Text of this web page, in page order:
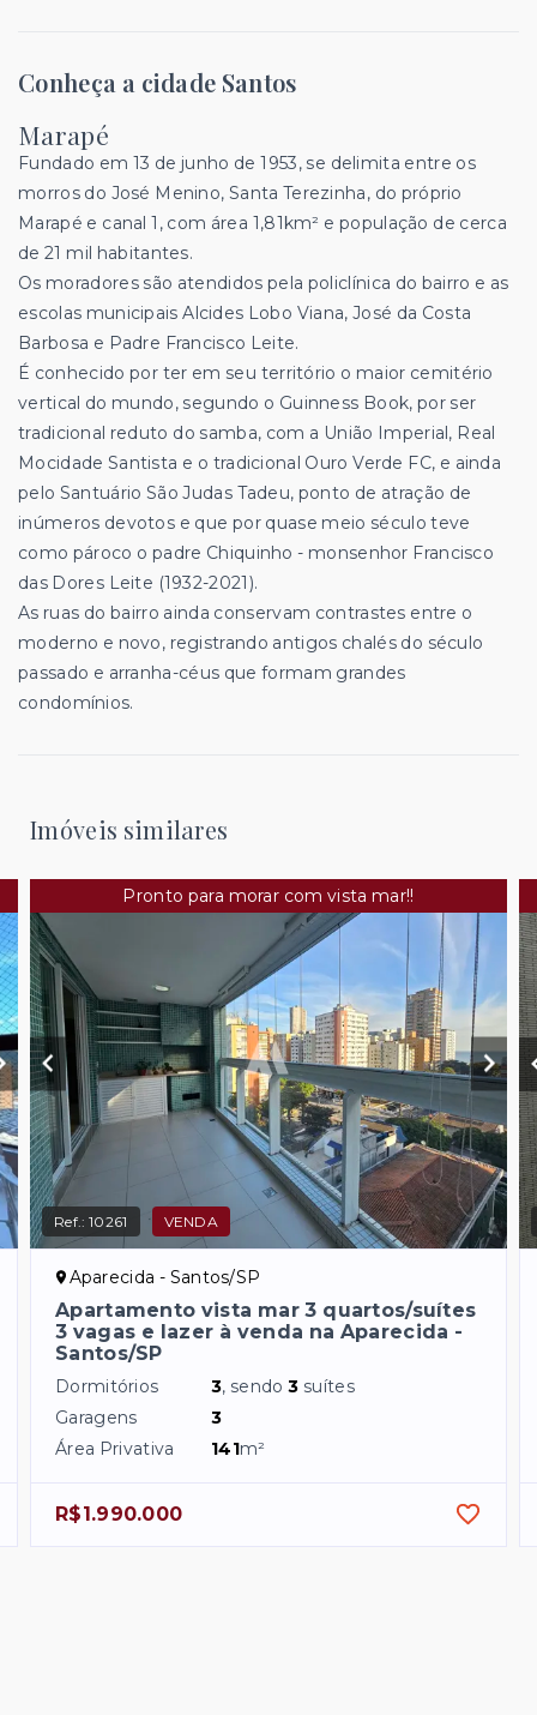
Conheça a cidade Santos
Marapé
Fundado em 13 de junho de 1953, se delimita entre os
morros do José Menino, Santa Terezinha, do próprio
Marapé e canal 1, com área 1,81km² e população de cerca
de 21 mil habitantes.
Os moradores são atendidos pela policlínica do bairro e as
escolas municipais Alcides Lobo Viana, José da Costa
Barbosa e Padre Francisco Leite.
É conhecido por ter em seu território o maior cemitério
vertical do mundo, segundo o Guinness Book, por ser
tradicional reduto do samba, com a União Imperial, Real
Mocidade Santista e o tradicional Ouro Verde FC, e ainda
pelo Santuário São Judas Tadeu, ponto de atração de
inúmeros devotos e que por quase meio século teve
como pároco o padre Chiquinho - monsenhor Francisco
das Dores Leite (1932-2021).
As ruas do bairro ainda conservam contrastes entre o
moderno e novo, registrando antigos chalés do século
passado e arranha-céus que formam grandes
condomínios.
Imóveis similares
Pronto para morar com vista mar!!
Ref.:10261 VENDA
Aparecida - Santos/SP
Apartamento vista mar 3 quartos/suítes
3 vagas e lazer à venda na Aparecida -
Santos/SP
Dormitórios 3, sendo3 suítes
Garagens
3
Área Privativa
141m²
R$1.990.000